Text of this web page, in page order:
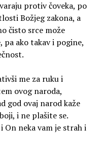
protiv čoveka, po
Božjeg zakona, a
čisto srce može
pa ako takav i pogine,
me za ruku i
ovog naroda,
god ovaj narod kaže
i ne plašite se.
On neka vam je strah i